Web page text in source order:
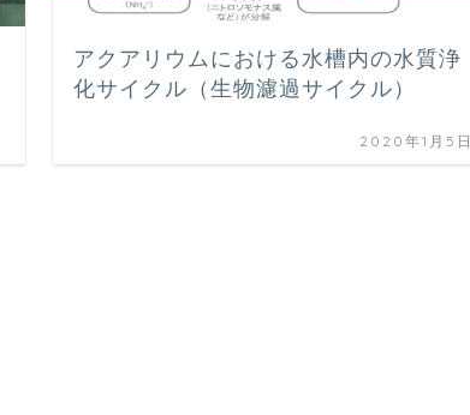
アクアリウムにおける水槽内の水質浄
化サイクル（生物濾過サイクル）
2020年1月5日